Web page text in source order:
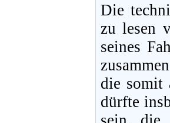
Die
zu lesen
seines
die somit
dürfte